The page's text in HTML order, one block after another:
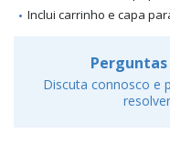
Inclui carrinho e capa
Discuta connosco e